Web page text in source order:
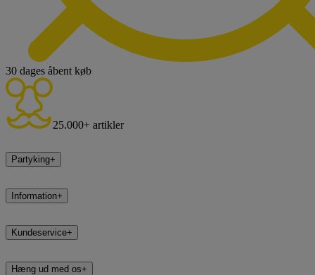
30 dages åbent køb
25.000+ artikler
Partyking+
Information+
Kundeservice+
Hæng ud med os+